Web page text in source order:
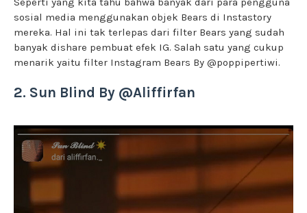
sosial media menggunakan objek Bears di Instastory
mereka. Hal ini tak terlepas dari filter Bears yang sudah
banyak dishare pembuat efek IG. Salah satu yang cukup
menarik yaitu filter Instagram Bears By @poppipertiwi.
2. Sun Blind By @Aliffirfan